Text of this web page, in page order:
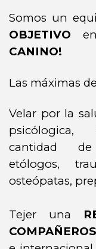
Somos un
OBJETIVO
CANINO!
Las máximas
Velar por la
psicólogica,
cantidad
etólogos,
osteópatas,
Tejer una
COMPAÑEROS